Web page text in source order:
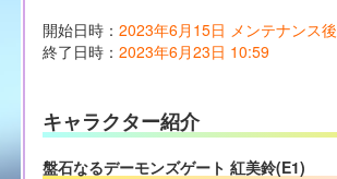
開始日時： 2023年6月15日 メンテナンス後
終了日時： 2023年6月23日 10:59
キャラクター紹介
盤石なるデーモンズゲート 紅美鈴(E1)